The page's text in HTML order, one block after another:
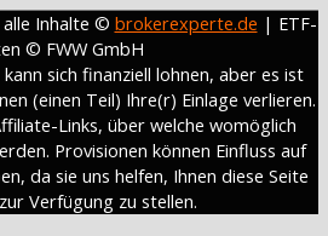
Inhalte © brokerexperte.de | ETF-
© FWW GmbH
sich finanziell lohnen, aber es ist
(einen Teil) Ihre(r) Einlage verlieren.
Links, über welche womöglich
Provisionen können Einfluss auf
da sie uns helfen, Ihnen diese Seite
Verfügung zu stellen.